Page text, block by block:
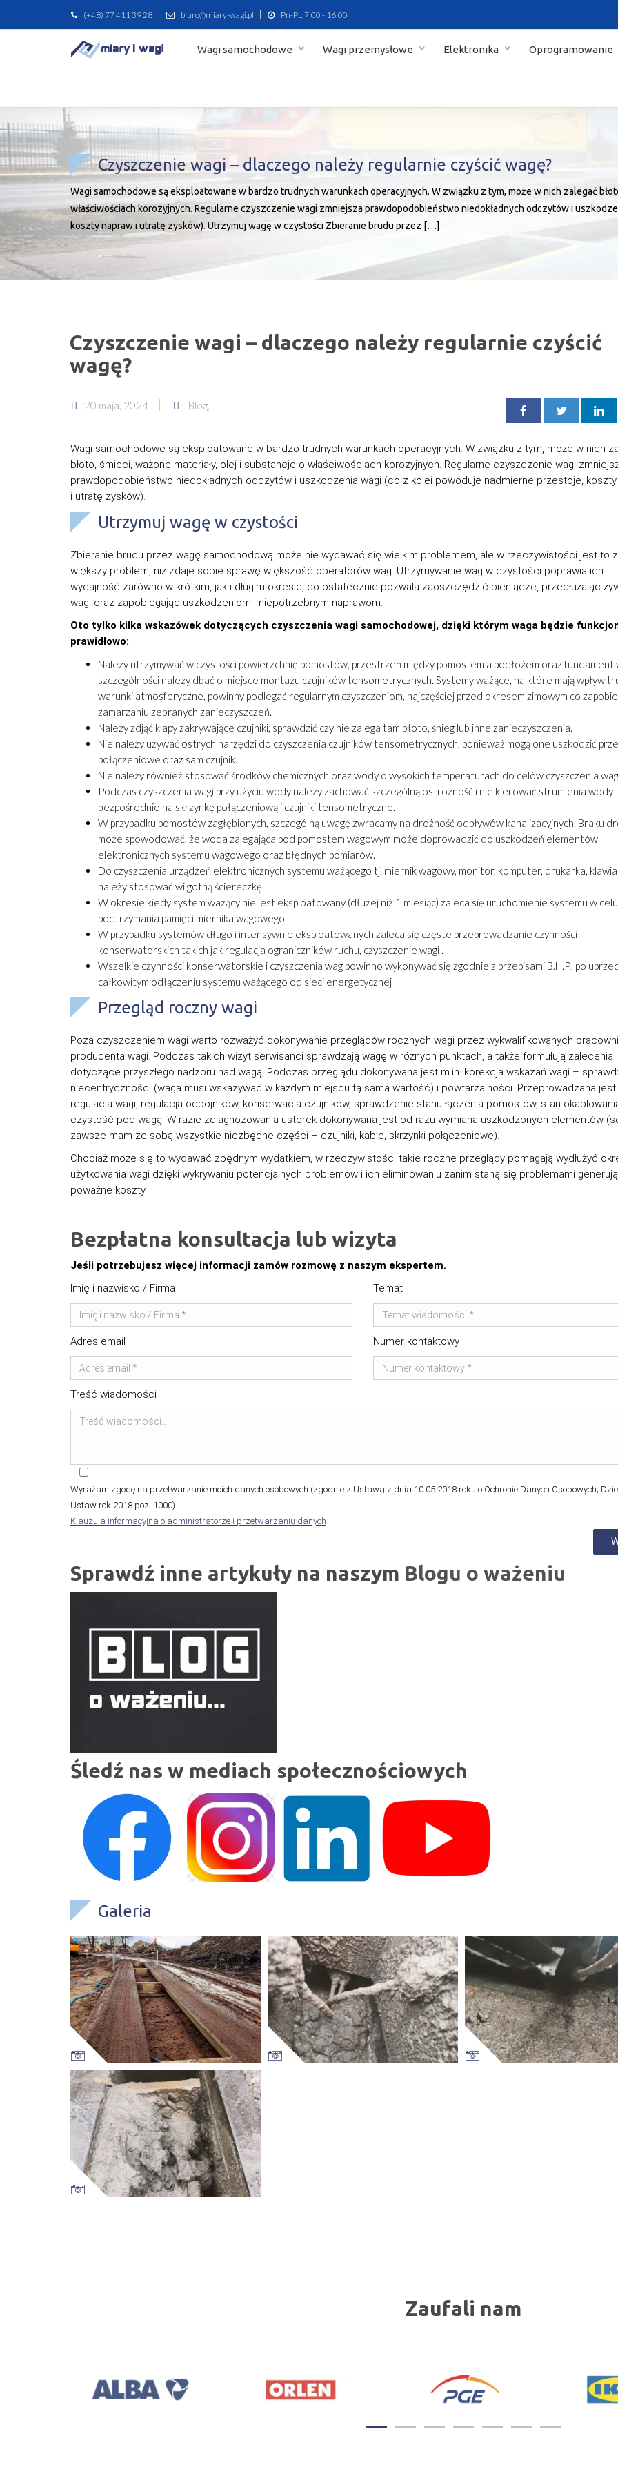
(+48) 77 411 39 28 biuro@miary-wagi.pl Pn-Pt: 7:00 - 16:00
Wagi samochodowe Wagi przemysłowe Elektronika Oprogramowanie
Czyszczenie wagi – dlaczego należy regularnie czyścić wagę?
Wagi samochodowe są eksploatowane w bardzo trudnych warunkach operacyjnych. W związku z tym, może w nich zalegać
właściwościach korozyjnych. Regularne czyszczenie wagi zmniejsza prawdopodobieństwo niedokładnych odczytów i
koszty napraw i utratę zysków). Utrzymuj wagę w czystości Zbieranie brudu przez […]
Czyszczenie wagi – dlaczego należy regularnie czyścić
wagę?
20 maja, 2024 Blog,
Wagi samochodowe są eksploatowane w bardzo trudnych warunkach operacyjnych. W związku z tym, może w nich
błoto, śmieci, ważone materiały, olej i substancje o właściwościach korozyjnych. Regularne czyszczenie wagi
prawdopodobieństwo niedokładnych odczytów i uszkodzenia wagi (co z kolei powoduje nadmierne przestoje,
i utratę zysków).
Utrzymuj wagę w czystości
Zbieranie brudu przez wagę samochodową może nie wydawać się wielkim problemem, ale w rzeczywistości jest to
większy problem, niż zdaje sobie sprawę większość operatorów wag. Utrzymywanie wag w czystości poprawia ich
wydajność zarówno w krótkim, jak i długim okresie, co ostatecznie pozwala zaoszczędzić pieniądze, przedłużając
wagi oraz zapobiegając uszkodzeniom i niepotrzebnym naprawom.
Oto tylko kilka wskazówek dotyczących czyszczenia wagi samochodowej, dzięki którym waga będzie
prawidłowo:
Należy utrzymywać w czystości powierzchnię pomostów, przestrzeń między pomostem a podłożem oraz fundament
szczególności należy dbać o miejsce montażu czujników tensometrycznych. Systemy ważące, na które mają wpływ
warunki atmosferyczne, powinny podlegać regularnym czyszczeniom, najczęściej przed okresem zimowym co
zamarzaniu zebranych zanieczyszczeń.
Należy zdjąć klapy zakrywające czujniki, sprawdzić czy nie zalega tam błoto, śnieg lub inne zanieczyszczenia.
Nie należy używać ostrych narzędzi do czyszczenia czujników tensometrycznych, ponieważ mogą one uszkodzić
połączeniowe oraz sam czujnik.
Nie należy również stosować środków chemicznych oraz wody o wysokich temperaturach do celów czyszczenia
Podczas czyszczenia wagi przy użyciu wody należy zachować szczególną ostrożność i nie kierować strumienia wody
bezpośrednio na skrzynkę połączeniową i czujniki tensometryczne.
W przypadku pomostów zagłębionych, szczególną uwagę zwracamy na drożność odpływów kanalizacyjnych. Braku
może spowodować, że woda zalegająca pod pomostem wagowym może doprowadzić do uszkodzeń elementów
elektronicznych systemu wagowego oraz błędnych pomiarów.
Do czyszczenia urządzeń elektronicznych systemu ważącego tj. miernik wagowy, monitor, komputer, drukarka,
należy stosować wilgotną ściereczkę.
W okresie kiedy system ważący nie jest eksploatowany (dłużej niż 1 miesiąc) zaleca się uruchomienie systemu w celu
podtrzymania pamięci miernika wagowego.
W przypadku systemów długo i intensywnie eksploatowanych zaleca się częste przeprowadzanie czynności
konserwatorskich takich jak regulacja ograniczników ruchu, czyszczenie wagi .
Wszelkie czynności konserwatorskie i czyszczenia wag powinno wykonywać się zgodnie z przepisami B.H.P., po
całkowitym odłączeniu systemu ważącego od sieci energetycznej
Przegląd roczny wagi
Poza czyszczeniem wagi warto rozważyć dokonywanie przeglądów rocznych wagi przez wykwalifikowanych
producenta wagi. Podczas takich wizyt serwisanci sprawdzają wagę w różnych punktach, a także formułują zalecenia
dotyczące przyszłego nadzoru nad wagą. Podczas przeglądu dokonywana jest m.in. korekcja wskazań wagi –
niecentryczności (waga musi wskazywać w każdym miejscu tą samą wartość) i powtarzalności. Przeprowadzana jest
regulacja wagi, regulacja odbojników, konserwacja czujników, sprawdzenie stanu łączenia pomostów, stan
czystość pod wagą. W razie zdiagnozowania usterek dokonywana jest od razu wymiana uszkodzonych elementów
zawsze mam ze sobą wszystkie niezbędne części – czujniki, kable, skrzynki połączeniowe).
Chociaż może się to wydawać zbędnym wydatkiem, w rzeczywistości takie roczne przeglądy pomagają wydłużyć
użytkowania wagi dzięki wykrywaniu potencjalnych problemów i ich eliminowaniu zanim staną się problemami
poważne koszty.
Bezpłatna konsultacja lub wizyta
Jeśli potrzebujesz więcej informacji zamów rozmowę z naszym ekspertem.
Imię i nazwisko / Firma
Temat
Adres email Numer kontaktowy
Treść wiadomości
Wyrażam zgodę na przetwarzanie moich danych osobowych (zgodnie z Ustawą z dnia 10.05.2018 roku o Ochronie Danych Osobowych;
Ustaw rok 2018 poz. 1000).
Klauzula informacyjna o administratorze i przetwarzaniu danych
Sprawdź inne artykuły na naszym Blogu o ważeniu
Śledź nas w mediach społecznościowych
Galeria
Zaufali nam